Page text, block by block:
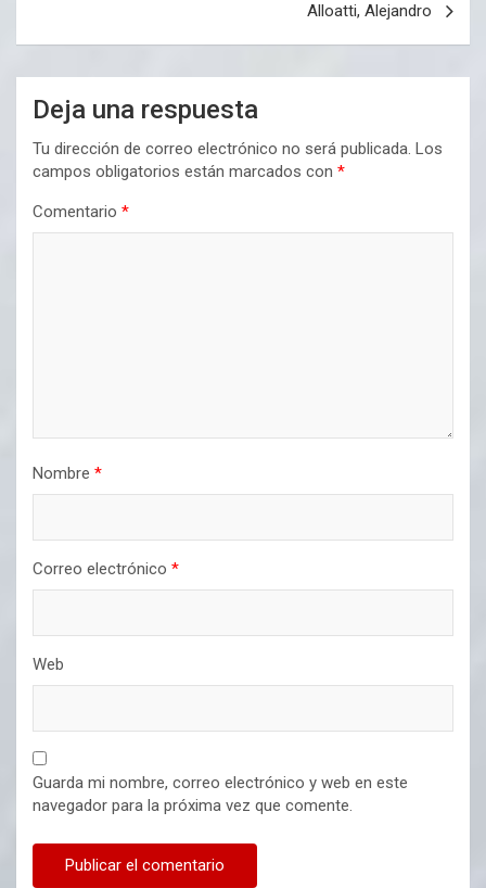
Alloatti, Alejandro
Deja una respuesta
Tu dirección de correo electrónico no será publicada. Los
campos obligatorios están marcados con *
Comentario *
Nombre *
Correo electrónico *
Web
Guarda mi nombre, correo electrónico y web en este
navegador para la próxima vez que comente.